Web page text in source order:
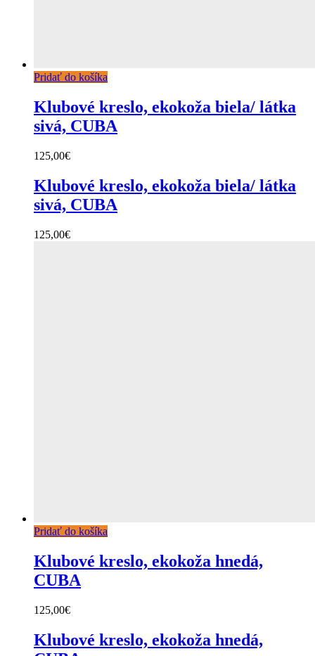
Pridať do košíka
Klubové kreslo, ekokoža biela/ látka
sivá, CUBA
125,00€
Klubové kreslo, ekokoža biela/ látka
sivá, CUBA
125,00€
Pridať do košíka
Klubové kreslo, ekokoža hnedá,
CUBA
125,00€
Klubové kreslo, ekokoža hnedá,